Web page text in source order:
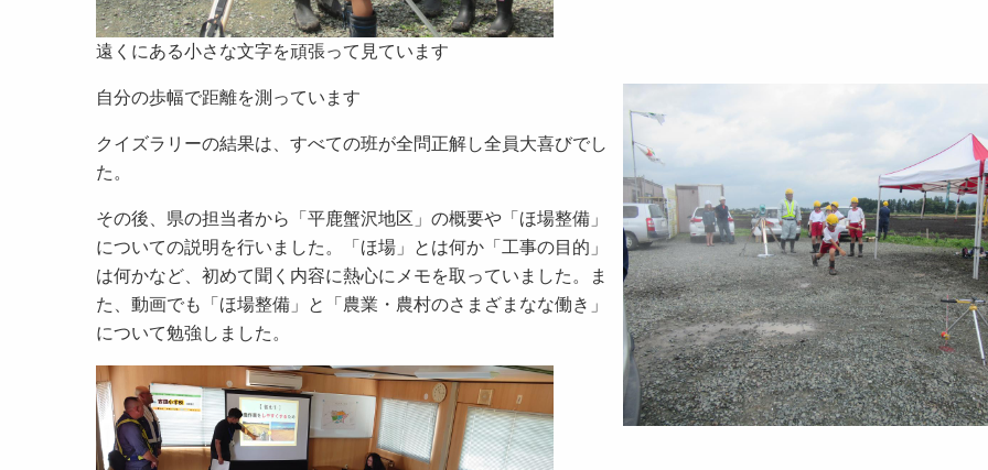
遠くにある小さな文字を頑張って見ています
自分の歩幅で距離を測っています
クイズラリーの結果は、すべての班が全問正解し全員大喜びでし
た。
その後、県の担当者から「平鹿蟹沢地区」の概要や「ほ場整備」
についての説明を行いました。「ほ場」とは何か「工事の目的」
は何かなど、初めて聞く内容に熱心にメモを取っていました。ま
た、動画でも「ほ場整備」と「農業・農村のさまざまなな働き」
について勉強しました。